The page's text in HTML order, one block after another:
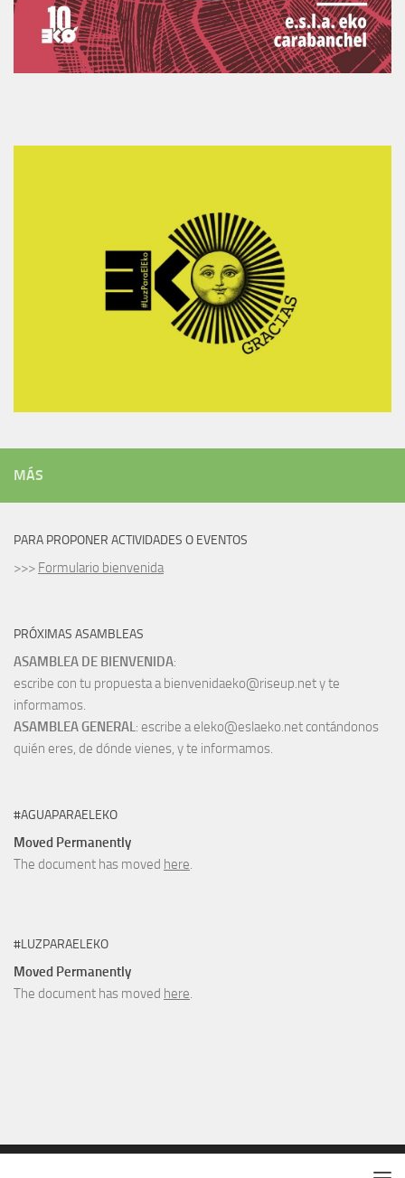
MÁS
PARA PROPONER ACTIVIDADES O EVENTOS
>>> Formulario bienvenida
PRÓXIMAS ASAMBLEAS
ASAMBLEA DE BIENVENIDA:
escribe con tu propuesta a bienvenidaeko@riseup.net y te
informamos.
ASAMBLEA GENERAL: escribe a eleko@eslaeko.net contándonos
quién eres, de dónde vienes, y te informamos.
#AGUAPARAELEKO
Moved Permanently
The document has moved here.
#LUZPARAELEKO
Moved Permanently
The document has moved here.